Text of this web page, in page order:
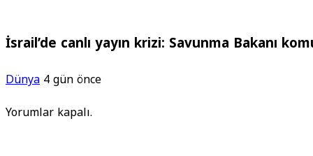
İsrail’de canlı yayın krizi: Savunma Bakanı
Dünya4 gün önce
Yorumlar kapalı.